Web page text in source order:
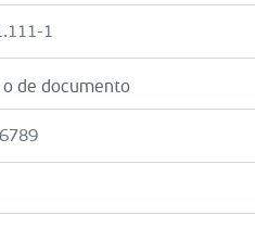
o de documento